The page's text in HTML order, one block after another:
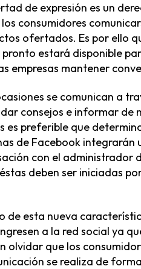
de expresión es un
consumidores
ofertados. Es por ello
estará disponible
empresas mantener
se comunican a
consejos e informar de
es preferible que
de Facebook
con el
deben ser iniciadas
de esta nueva
a la red social ya
olvidar que los
se realiza de